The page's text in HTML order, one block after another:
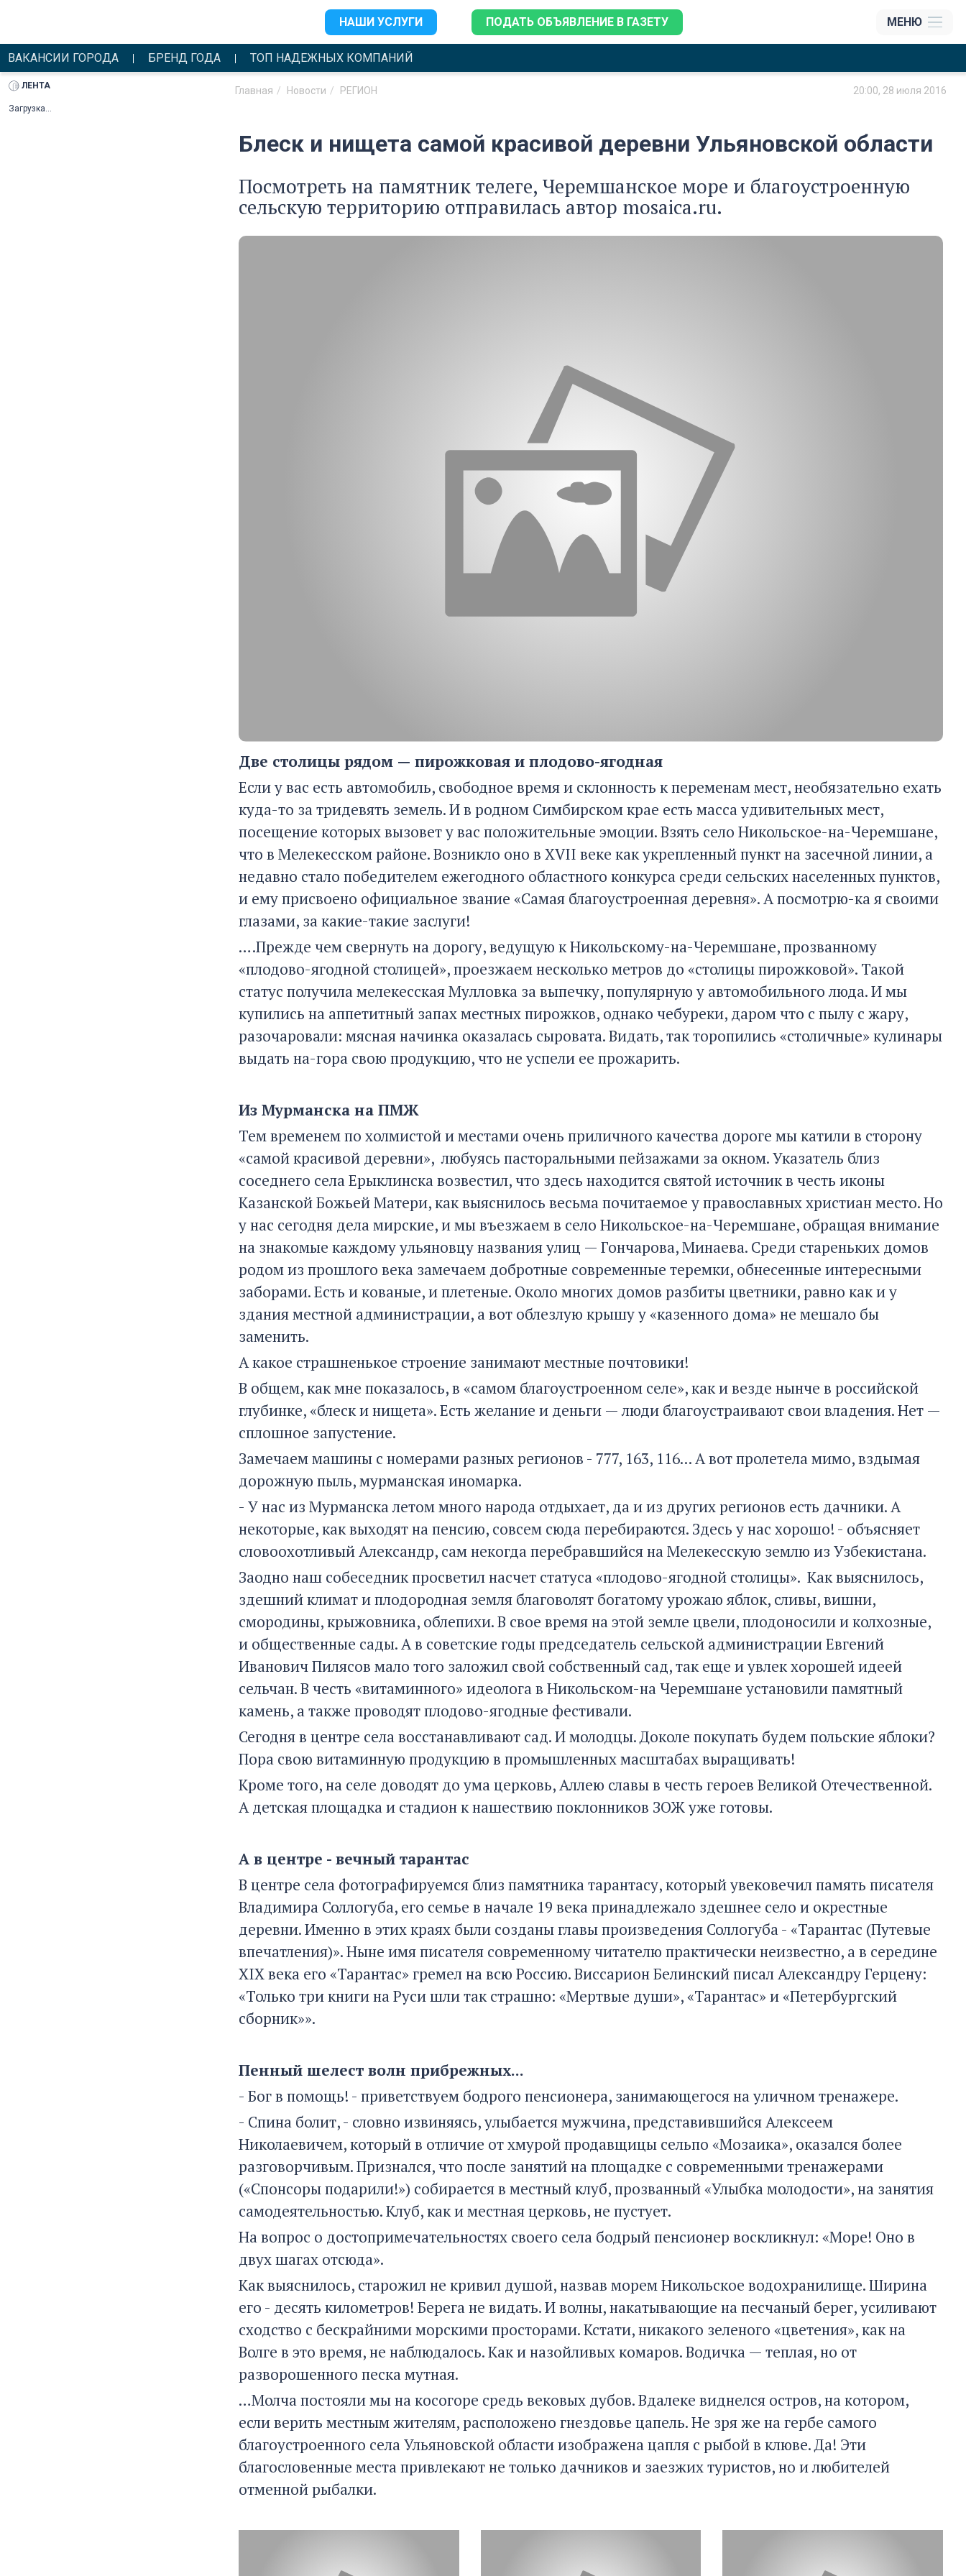
НАШИ УСЛУГИ ПОДАТЬ ОБЪЯВЛЕНИЕ В ГАЗЕТУ МЕНЮ
ВАКАНСИИ ГОРОДА БРЕНД ГОДА ТОП НАДЕЖНЫХ КОМПАНИЙ
Главная Новости РЕГИОН 20:00, 28 июля 2016
Блеск и нищета самой красивой деревни Ульяновской области
Посмотреть на памятник телеге, Черемшанское море и благоустроенную
сельскую территорию отправилась автор mosaica.ru.
Две столицы рядом — пирожковая и плодово-ягодная
Если у вас есть автомобиль, свободное время и склонность к переменам мест, необязательно ехать
куда-то за тридевять земель. И в родном Симбирском крае есть масса удивительных мест,
посещение которых вызовет у вас положительные эмоции. Взять село Никольское-на-Черемшане,
что в Мелекесском районе. Возникло оно в XVII веке как укрепленный пункт на засечной линии, а
недавно стало победителем ежегодного областного конкурса среди сельских населенных пунктов,
и ему присвоено официальное звание «Самая благоустроенная деревня». А посмотрю-ка я своими
глазами, за какие-такие заслуги!
….Прежде чем свернуть на дорогу, ведущую к Никольскому-на-Черемшане, прозванному
«плодово-ягодной столицей», проезжаем несколько метров до «столицы пирожковой». Такой
статус получила мелекесская Мулловка за выпечку, популярную у автомобильного люда. И мы
купились на аппетитный запах местных пирожков, однако чебуреки, даром что с пылу с жару,
разочаровали: мясная начинка оказалась сыровата. Видать, так торопились «столичные» кулинары
выдать на-гора свою продукцию, что не успели ее прожарить.
Из Мурманска на ПМЖ
Тем временем по холмистой и местами очень приличного качества дороге мы катили в сторону
«самой красивой деревни», любуясь пасторальными пейзажами за окном. Указатель близ
соседнего села Ерыклинска возвестил, что здесь находится святой источник в честь иконы
Казанской Божьей Матери, как выяснилось весьма почитаемое у православных христиан место. Но
у нас сегодня дела мирские, и мы въезжаем в село Никольское-на-Черемшане, обращая внимание
на знакомые каждому ульяновцу названия улиц — Гончарова, Минаева. Среди стареньких домов
родом из прошлого века замечаем добротные современные теремки, обнесенные интересными
заборами. Есть и кованые, и плетеные. Около многих домов разбиты цветники, равно как и у
здания местной администрации, а вот облезлую крышу у «казенного дома» не мешало бы
заменить.
А какое страшненькое строение занимают местные почтовики!
В общем, как мне показалось, в «самом благоустроенном селе», как и везде нынче в российской
глубинке, «блеск и нищета». Есть желание и деньги — люди благоустраивают свои владения. Нет —
сплошное запустение.
Замечаем машины с номерами разных регионов - 777, 163, 116... А вот пролетела мимо, вздымая
дорожную пыль, мурманская иномарка.
- У нас из Мурманска летом много народа отдыхает, да и из других регионов есть дачники. А
некоторые, как выходят на пенсию, совсем сюда перебираются. Здесь у нас хорошо! - объясняет
словоохотливый Александр, сам некогда перебравшийся на Мелекесскую землю из Узбекистана.
Заодно наш собеседник просветил насчет статуса «плодово-ягодной столицы». Как выяснилось,
здешний климат и плодородная земля благоволят богатому урожаю яблок, сливы, вишни,
смородины, крыжовника, облепихи. В свое время на этой земле цвели, плодоносили и колхозные,
и общественные сады. А в советские годы председатель сельской администрации Евгений
Иванович Пилясов мало того заложил свой собственный сад, так еще и увлек хорошей идеей
сельчан. В честь «витаминного» идеолога в Никольском-на Черемшане установили памятный
камень, а также проводят плодово-ягодные фестивали.
Сегодня в центре села восстанавливают сад. И молодцы. Доколе покупать будем польские яблоки?
Пора свою витаминную продукцию в промышленных масштабах выращивать!
Кроме того, на селе доводят до ума церковь, Аллею славы в честь героев Великой Отечественной.
А детская площадка и стадион к нашествию поклонников ЗОЖ уже готовы.
А в центре - вечный тарантас
В центре села фотографируемся близ памятника тарантасу, который увековечил память писателя
Владимира Соллогуба, его семье в начале 19 века принадлежало здешнее село и окрестные
деревни. Именно в этих краях были созданы главы произведения Соллогуба - «Тарантас (Путевые
впечатления)». Ныне имя писателя современному читателю практически неизвестно, а в середине
XIX века его «Тарантас» гремел на всю Россию. Виссарион Белинский писал Александру Герцену:
«Только три книги на Руси шли так страшно: «Мертвые души», «Тарантас» и «Петербургский
сборник»».
Пенный шелест волн прибрежных...
- Бог в помощь! - приветствуем бодрого пенсионера, занимающегося на уличном тренажере.
- Спина болит, - словно извиняясь, улыбается мужчина, представившийся Алексеем
Николаевичем, который в отличие от хмурой продавщицы сельпо «Мозаика», оказался более
разговорчивым. Признался, что после занятий на площадке с современными тренажерами
(«Спонсоры подарили!») собирается в местный клуб, прозванный «Улыбка молодости», на занятия
самодеятельностью. Клуб, как и местная церковь, не пустует.
На вопрос о достопримечательностях своего села бодрый пенсионер воскликнул: «Море! Оно в
двух шагах отсюда».
Как выяснилось, старожил не кривил душой, назвав морем Никольское водохранилище. Ширина
его - десять километров! Берега не видать. И волны, накатывающие на песчаный берег, усиливают
сходство с бескрайними морскими просторами. Кстати, никакого зеленого «цветения», как на
Волге в это время, не наблюдалось. Как и назойливых комаров. Водичка — теплая, но от
разворошенного песка мутная.
…Молча постояли мы на косогоре средь вековых дубов. Вдалеке виднелся остров, на котором,
если верить местным жителям, расположено гнездовье цапель. Не зря же на гербе самого
благоустроенного села Ульяновской области изображена цапля с рыбой в клюве. Да! Эти
благословенные места привлекают не только дачников и заезжих туристов, но и любителей
отменной рыбалки.
ЛЕНТА
Загрузка...